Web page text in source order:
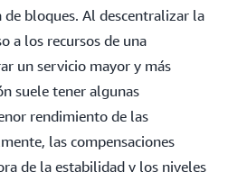
de bloques. Al descentralizar la
a los recursos de una
un servicio mayor y más
suele tener algunas
rendimiento de las
las compensaciones
de la estabilidad y los niveles